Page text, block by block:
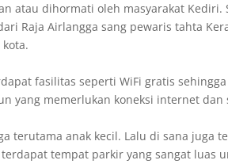
atau dihormati oleh masyarakat Kediri.
Raja Airlangga sang pewaris tahta
fasilitas seperti WiFi gratis
yang memerlukan koneksi internet dan
terutama anak kecil. Lalu di sana juga
tempat parkir yang sangat luas